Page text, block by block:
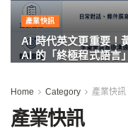
產業快訊
AI 時代英文更重要！
AI 的「終極程式語言」
Home Category 產業快訊
產業快訊